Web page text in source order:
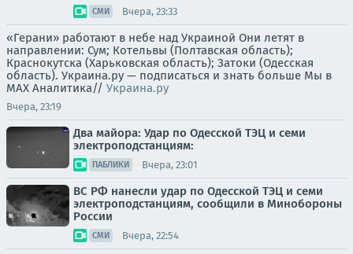
СМИ Вчера, 23:33
«Герани» работают в небе над Украиной Они летят в
направлении: Сум; Котельвы (Полтавская область);
Краснокутска (Харьковская область); Затоки (Одесская
область). Украина.ру — подписаться и знать больше Мы в
MAX Аналитика// Украина.ру
Вчера, 23:19
Два майора: Удар по Одесской ТЭЦ и семи
электроподстанциям:
ПАБЛИКИ Вчера, 23:01
ВС РФ нанесли удар по Одесской ТЭЦ и семи
электроподстанциям, сообщили в Минобороны
России
СМИ Вчера, 22:54